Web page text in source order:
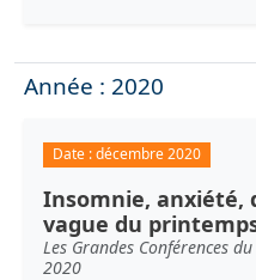
Année : 2020
Date :décembre 2020
Insomnie, anxiété,
vague du
Les Grandes Conférences
2020